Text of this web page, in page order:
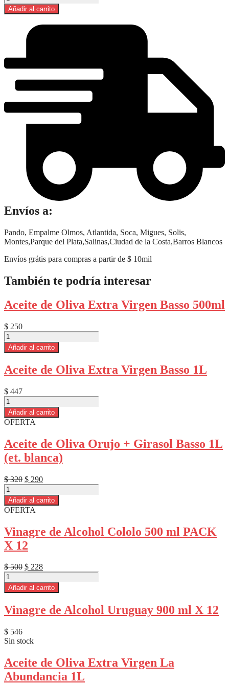
De
Coco
Añadir al carrito
Envíos a:
Pando, Empalme Olmos, Atlantida, Soca, Migues, Solis,
Montes,Parque del Plata,Salinas,Ciudad de la Costa,Barros Blancos
Envíos grátis para compras a partir de $ 10mil
También te podría interesar
Aceite de Oliva Extra Virgen Basso 500ml
$ 250
Aceite
de
Oliva
Virgen
500ml
cantidad
Añadir al carrito
Aceite de Oliva Extra Virgen Basso 1L
$ 447
Aceite
de
Oliva
Extra
Basso
1L
cantidad
Añadir al carrito
OFERTA
Aceite de Oliva Orujo + Girasol Basso 1L
(et. blanca)
$320 El
precio
original
era:
$ 320.
$ 290El
precio
actual
es:
Aceite
de
Oliva
Orujo
Girasol
Basso
1L
(et.
blanca)
cantidad
Añadir al carrito
OFERTA
Vinagre de Alcohol Cololo 500 ml PACK
X 12
$500 El
precio
original
era:
$ 228El
precio
actual
es:
$ 228.
Vinagre
de
Alcohol
Cololo
500
PACK
X
cantidad
Añadir al carrito
Vinagre de Alcohol Uruguay 900 ml X 12
$ 546
Sin stock
Aceite de Oliva Extra Virgen La
Abundancia 1L